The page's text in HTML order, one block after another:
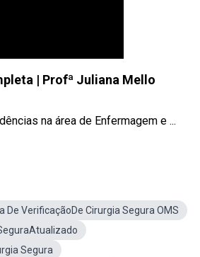
| Profª Juliana Mello
na área de Enfermagem e ...
De VerificaçãoDe Cirurgia Segura OMS
Segura